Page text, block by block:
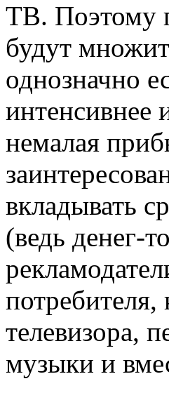
ТВ. Поэтому
будут
однозначно
интенсивнее
немалая
вкладывать
(ведь денег-
потребителя,
телевизора,
музыки и